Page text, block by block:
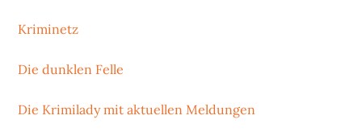
Kriminetz
Die dunklen Felle
Die Krimilady mit aktuellen Meldungen